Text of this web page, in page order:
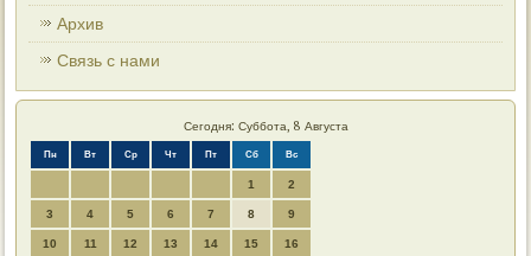
Архив
Связь с нами
Сегодня: Суббота, 8 Августа
Пн Вт Ср Чт Пт Сб Вс
1 2
3 4 5 6 7 8 9
10 11 12 13 14 15 16